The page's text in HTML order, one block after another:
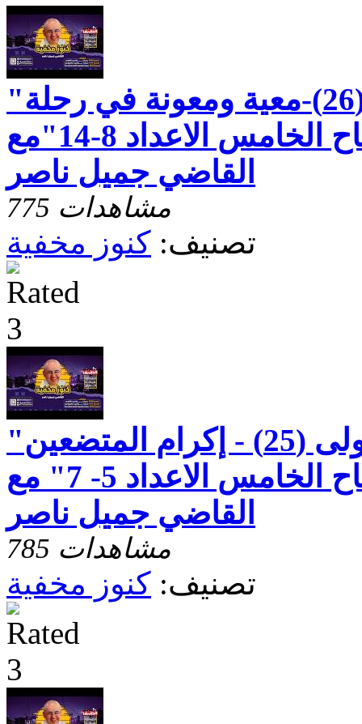
"رسالة بطرس الاولى(26)-معية ومعونة في رحلة
الايمان - الاصحاح الخامس الاعداد 8-14"مع
القاضي جميل ناصر
775 مشاهدات
تصنيف: كنوز مخفية
"رسالة بطرس الاولى (25) - إكرام المتضعين
ورعايتهم - الاصحاح الخامس الاعداد 5- 7" مع
القاضي جميل ناصر
785 مشاهدات
تصنيف: كنوز مخفية